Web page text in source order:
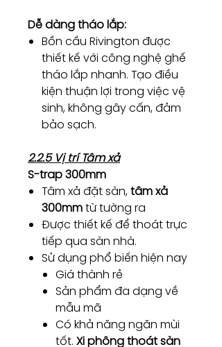
Dễ dàng tháo lắp:
Bồn cầu Rivington được
thiết kế với công nghệ ghế
tháo lắp nhanh. Tạo điều
kiện thuận lợi trong việc vệ
sinh, không gây cấn, đảm
bảo sạch.
2.2.5 Vị trí Tâm xả
S-trap 300mm
Tâm xả đặt sàn,tâm xả
300mmtừ tường ra
Được thiết kế để thoát trực
tiếp qua sàn nhà.
Sử dụng phổ biến hiện nay
Giá thành rẻ
Sản phẩm đa dạng về
mẫu mã
Có khả năng ngăn mùi
tốt. Xi phông thoát sàn